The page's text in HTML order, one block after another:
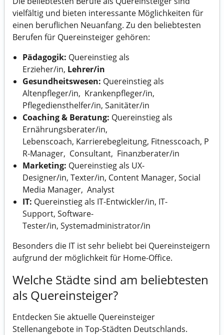
vielfältig und bieten interessante Möglichkeiten für
einen beruflichen Neuanfang. Zu den beliebtesten
Berufen für Quereinsteiger gehören:
Pädagogik: Quereinstieg als
Erzieher/in, Lehrer/in
Gesundheitswesen: Quereinstieg als
Altenpfleger/in, Krankenpfleger/in,
Pflegediensthelfer/in, Sanitäter/in
Coaching & Beratung: Quereinstieg als
Ernährungsberater/in,
Lebenscoach, Karrierebegleitung, Fitnesscoach, P
R-Manager, Consultant, Finanzberater/in
Marketing: Quereinstieg als UX-
Designer/in, Texter/in, Content Manager, Social
Media Manager, Analyst
IT: Quereinstieg als IT-Entwickler/in, IT-
Support, Software-
Tester/in, Systemadministrator/in
Besonders die IT ist sehr beliebt bei Quereinsteigern
aufgrund der möglichkeit für Home-Office.
Welche Städte sind am beliebtesten
als Quereinsteiger?
Entdecken Sie aktuelle Quereinsteiger
Stellenangebote in Top-Städten Deutschlands.